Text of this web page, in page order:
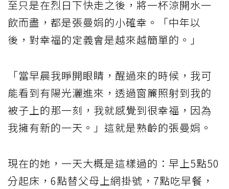
至只是在烈日下快走之後，將一杯涼開水一
飲而盡，都是張曼娟的小確幸。「中年以
後，對幸福的定義會是越來越簡單的。」
「當早晨我睜開眼睛，醒過來的時候，我可
能看到有陽光灑進來，透過窗簾照射到我的
被子上的那一刻，我就感覺到很幸福，因為
我擁有新的一天。」這就是熟齡的張曼娟。
現在的她，一天大概是這樣過的：早上5點50
分起床，6點替父母上網掛號，7點吃早餐，